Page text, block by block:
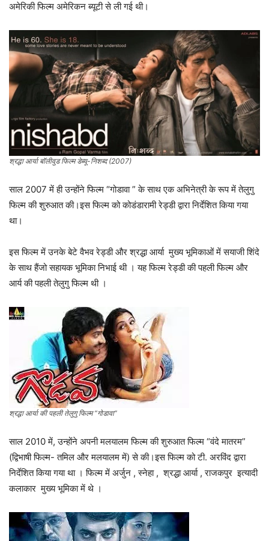
अमेरिकी फिल्म अमेरिकन ब्यूटी से ली गई थी।
श्रद्धा आर्या बॉलीवुड फिल्म डेब्यू-निशब्द (2007)
साल 2007 में ही उन्होंने फिल्म “गोडावा ” के साथ एक अभिनेत्री के रूप में तेलुगु
फिल्म की शुरुआत की।इस फिल्म को कोडंडारामी रेड्डी द्वारा निर्देशित किया गया
था।
इस फिल्म में उनके बेटे वैभव रेड्डी और श्रद्धा आर्या मुख्य भूमिकाओं में सयाजी शिंदे
के साथ हैंजो सहायक भूमिका निभाई थी । यह फिल्म रेड्डी की पहली फिल्म और
आर्य की पहली तेलुगु फिल्म थी ।
श्रद्धा आर्या की पहली तेलुगु फिल्म “गोडावा”
साल 2010 में, उन्होंने अपनी मलयालम फिल्म की शुरुआत फिल्म “वंदे मातरम”
(द्विभाषी फिल्म- तमिल और मलयालम में) से की।इस फिल्म को टी. अरविंद द्वारा
निर्देशित किया गया था । फिल्म में अर्जुन , स्नेहा , श्रद्धा आर्या , राजकपुर इत्यादी
कलाकार मुख्य भूमिका में थे ।